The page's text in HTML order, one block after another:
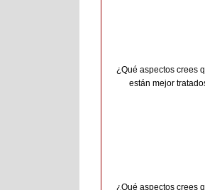
¿Qué aspectos crees
están mejor
¿Qué aspectos crees